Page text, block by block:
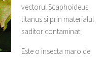
vectorul Scaphoideus
titanus si prin materialul
saditor contaminat.
Este o insecta maro de